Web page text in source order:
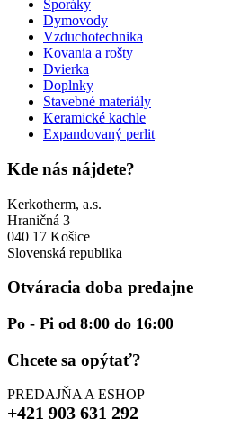
Sporáky
Dymovody
Vzduchotechnika
Kovania a rošty
Dvierka
Doplnky
Stavebné materiály
Keramické kachle
Expandovaný perlit
Kde nás nájdete?
Kerkotherm, a.s.
Hraničná 3
040 17 Košice
Slovenská republika
Otváracia doba predajne
Po - Pi od 8:00 do 16:00
Chcete sa opýtať?
PREDAJŇA A ESHOP
+421 903 631 292